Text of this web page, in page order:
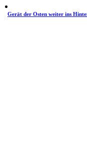
Gerät der Osten weiter ins